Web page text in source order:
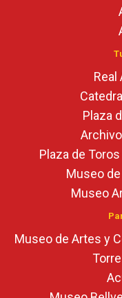
Real
Plaza
Plaza de
Museo
Museo
Museo de Artes y